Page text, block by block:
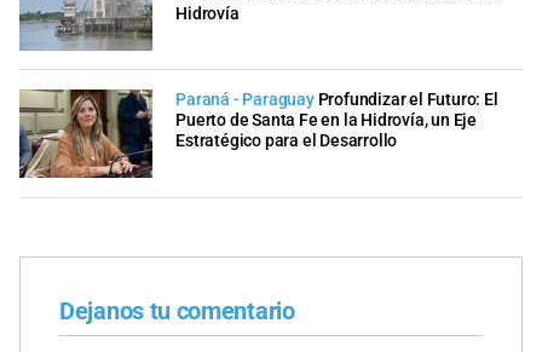
Hidrovía
Paraná - Paraguay Profundizar el Futuro: El
Puerto de Santa Fe en la Hidrovía, un Eje
Estratégico para el Desarrollo
Dejanos tu comentario